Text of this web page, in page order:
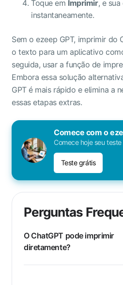
Toque em Imprimir, e
instantaneamente.
Sem o ezeep GPT, imprimir do
o texto para um aplicativo
seguida, usar a função de
Embora essa solução
GPT é mais rápido e elimina a
essas etapas extras.
Comece com o
Comece hoje seu
Teste grátis
Perguntas
O ChatGPT pode imprimir
diretamente?